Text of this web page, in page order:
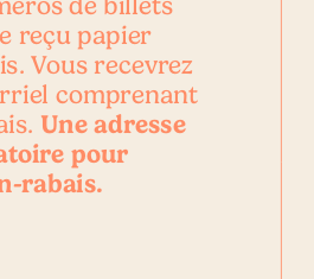
reçu papier
Vous recevrez
comprenant
Une adresse
pour
rabais.